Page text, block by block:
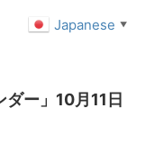
ー」10月11日
Japanese ▼